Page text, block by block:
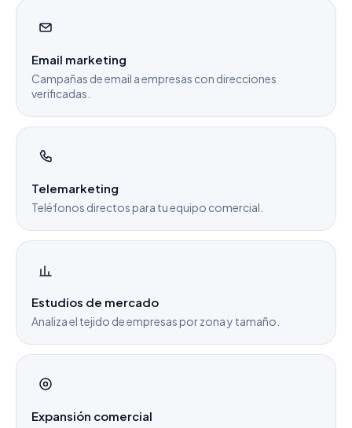
Email marketing
Campañas de email a empresas con direcciones
verificadas.
Telemarketing
Teléfonos directos para tu equipo comercial.
Estudios de mercado
Analiza el tejido de empresas por zona y tamaño.
Expansión comercial